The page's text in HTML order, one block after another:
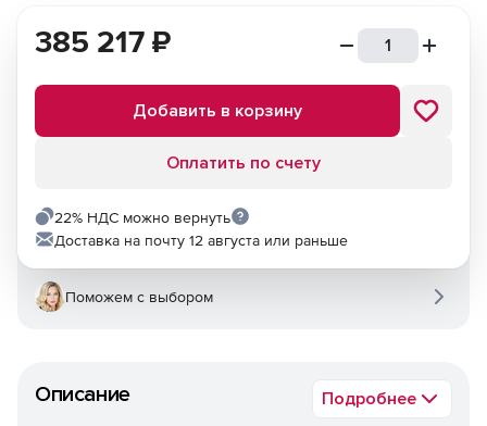
Описание Подробнее
385 217 ₽
Добавить в корзину
Оплатить по счету
22% НДС можно вернуть
Доставка на почту 12 августа или раньше
Поможем с выбором